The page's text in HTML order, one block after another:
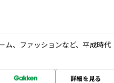
ム、ファッションなど、平成時代
詳細を見る